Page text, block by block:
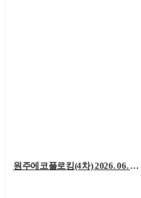
원주에코플로킹(4차) 2026. 06. 20. (토)